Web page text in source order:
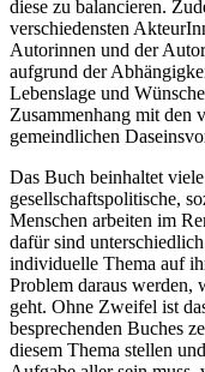
diese zu balancieren.
verschiedensten
Autorinnen und der
aufgrund der
Lebenslage und
Zusammenhang mit den
gemeindlichen
Das Buch beinhaltet
gesellschaftspolitische,
Menschen arbeiten im
dafür sind
individuelle Thema auf
Problem daraus werden,
geht. Ohne Zweifel ist
besprechenden Buches
diesem Thema stellen